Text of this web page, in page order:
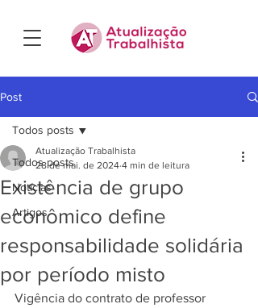
Post
Todos posts
Notícias
Artigos
Todos posts
Existência de grupo
econômico define
responsabilidade solidária
por período misto
Atualização Trabalhista
28 de mai. de 2024 4 min de leitura
Vigência do contrato de professor